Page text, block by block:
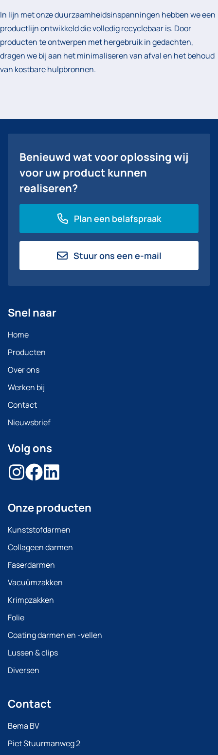
In lijn met onze duurzaamheidsinspanningen hebben we een
productlijn ontwikkeld die volledig recyclebaar is. Door
producten te ontwerpen met hergebruik in gedachten,
dragen we bij aan het minimaliseren van afval en het behoud
van kostbare hulpbronnen.
Benieuwd wat voor oplossing wij
voor uw product kunnen
realiseren?
Plan een belafspraak
Stuur ons een e-mail
Snel naar
Home
Producten
Over ons
Werken bij
Contact
Nieuwsbrief
Volg ons
Onze producten
Kunststofdarmen
Collageen darmen
Faserdarmen
Vacuümzakken
Krimpzakken
Folie
Coating darmen en -vellen
Lussen & clips
Diversen
Contact
Bema BV
Piet Stuurmanweg 2